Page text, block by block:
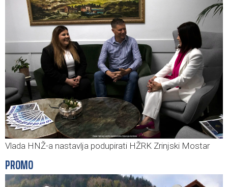
Vlada HNŽ-a nastavlja podupirati HŽRK Zrinjski Mostar
PROMO